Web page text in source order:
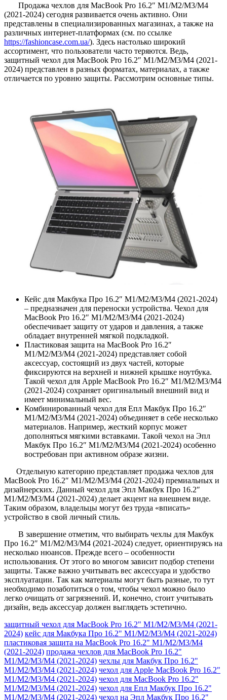
Продажа чехлов для MacBook Pro 16.2″ M1/M2/M3/M4
(2021-2024) сегодня развивается очень активно. Они
представлены в специализированных магазинах, а также на
различных интернет-платформах (см. по ссылке
https://fashioncase.com.ua/). Здесь настолько широкий
ассортимент, что пользователи часто теряются. Ведь,
защитный чехол для MacBook Pro 16.2″ M1/M2/M3/M4 (2021-
2024) представлен в разных форматах, материалах, а также
отличается по уровню защиты. Рассмотрим основные типы.
Кейс для Макбука Про 16.2″ M1/M2/M3/M4 (2021-2024)
– предназначен для переноски устройства. Чехол для
MacBook Pro 16.2″ M1/M2/M3/M4 (2021-2024)
обеспечивает защиту от ударов и давления, а также
обладает внутренней мягкой подкладкой.
Пластиковая защита на MacBook Pro 16.2″
M1/M2/M3/M4 (2021-2024) представляет собой
аксессуар, состоящий из двух частей, которые
фиксируются на верхней и нижней крышке ноутбука.
Такой чехол для Apple MacBook Pro 16.2″ M1/M2/M3/M4
(2021-2024) сохраняет оригинальный внешний вид и
имеет минимальный вес.
Комбинированный чехол для Епл Макбук Про 16.2″
M1/M2/M3/M4 (2021-2024) объединяет в себе несколько
материалов. Например, жесткий корпус может
дополняться мягкими вставками. Такой чехол на Эпл
Макбук Про 16.2″ M1/M2/M3/M4 (2021-2024) особенно
востребован при активном образе жизни.
Отдельную категорию представляет продажа чехлов для
MacBook Pro 16.2″ M1/M2/M3/M4 (2021-2024) премиальных и
дизайнерских. Данный чехол для Эпл Макбук Про 16.2″
M1/M2/M3/M4 (2021-2024) делает акцент на внешнем виде.
Таким образом, владельцы могут без труда «вписать»
устройство в свой личный стиль.
В завершение отметим, что выбирать чехлы для Макбук
Про 16.2″ M1/M2/M3/M4 (2021-2024) следует, ориентируясь на
несколько нюансов. Прежде всего – особенности
использования. От этого во многом зависит подбор степени
защиты. Также важно учитывать вес аксессуара и удобство
эксплуатации. Так как материалы могут быть разные, то тут
необходимо позаботиться о том, чтобы чехол можно было
легко очищать от загрязнений. И, конечно, стоит учитывать
дизайн, ведь аксессуар должен выглядеть эстетично.
защитный чехол для MacBook Pro 16.2" M1/M2/M3/M4 (2021-
2024) кейс для Макбука Про 16.2" M1/M2/M3/M4 (2021-2024)
пластиковая защита на MacBook Pro 16.2" M1/M2/M3/M4
(2021-2024) продажа чехлов для MacBook Pro 16.2"
M1/M2/M3/M4 (2021-2024) чехлы для Макбук Про 16.2"
M1/M2/M3/M4 (2021-2024) чехол для Apple MacBook Pro 16.2"
M1/M2/M3/M4 (2021-2024) чехол для MacBook Pro 16.2"
M1/M2/M3/M4 (2021-2024) чехол для Епл Макбук Про 16.2"
M1/M2/M3/M4 (2021-2024) чехол на Эпл Макбук Про 16.2"